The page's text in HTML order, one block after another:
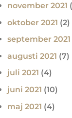
november 2021
oktober 2021 (2)
september 2021
augusti 2021 (7)
juli 2021 (4)
juni 2021 (10)
maj 2021 (4)